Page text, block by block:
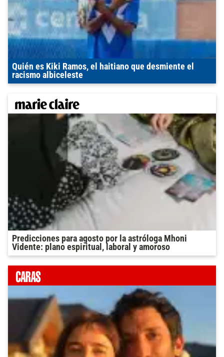
Quién es Kiki Ramos, el haitiano que desmiente el
racismo albiceleste
Predicciones para agosto por la astróloga Mhoni
Vidente: plano espiritual, laboral y amoroso